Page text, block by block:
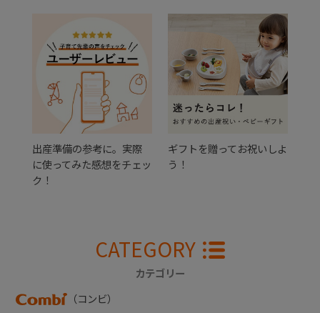
出産準備の参考に。実際
に使ってみた感想をチェッ
ク！
ギフトを贈ってお祝いしよ
う！
CATEGORY
カテゴリー
（コンビ）